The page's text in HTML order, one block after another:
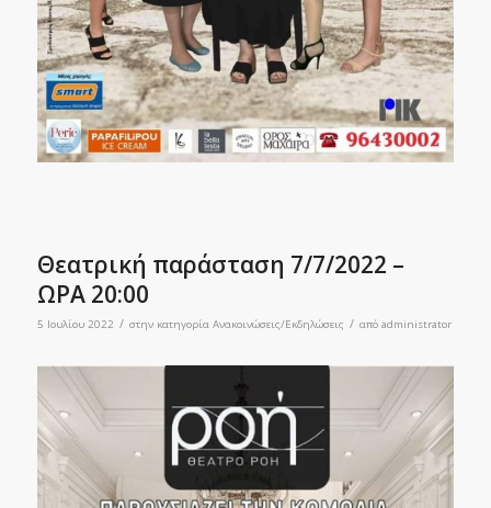
Θεατρική παράσταση 7/7/2022 –
ΩΡΑ 20:00
5 Ιουλίου 2022 / στην κατηγορία Ανακοινώσεις/Εκδηλώσεις / από administrator